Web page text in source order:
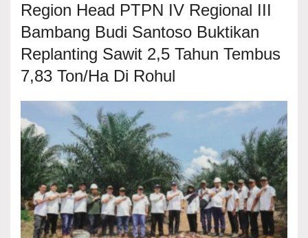
Region Head PTPN IV Regional III
Bambang Budi Santoso Buktikan
Replanting Sawit 2,5 Tahun Tembus
7,83 Ton/Ha Di Rohul